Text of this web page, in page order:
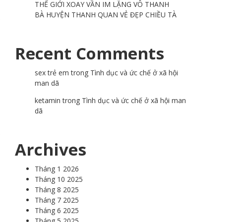
THẾ GIỚI XOAY VẦN IM LẶNG VÔ THANH
BÀ HUYỆN THANH QUAN VẺ ĐẸP CHIỀU TÀ
Recent Comments
sex trẻ em trong Tình dục và ức chế ở xã hội
man dã
ketamin trong Tình dục và ức chế ở xã hội man
dã
Archives
Tháng 1 2026
Tháng 10 2025
Tháng 8 2025
Tháng 7 2025
Tháng 6 2025